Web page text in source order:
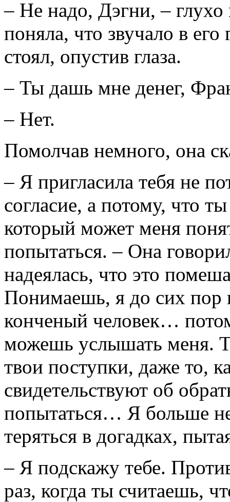
– Не надо, Дэгни, –
поняла, что звучало в
стоял, опустив глаза.
– Ты дашь мне денег,
– Нет.
Помолчав немного, она
– Я пригласила тебя не
согласие, а потому, что
который может меня
попытаться. – Она
надеялась, что это
Понимаешь, я до сих пор
конченый человек…
можешь услышать меня.
твои поступки, даже то,
свидетельствуют об
попытаться… Я больше
теряться в догадках,
– Я подскажу тебе.
раз, когда ты считаешь,